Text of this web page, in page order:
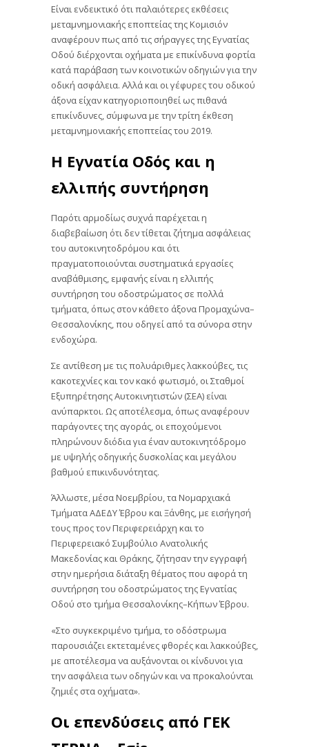
Είναι ενδεικτικό ότι παλαιότερες εκθέσεις
μεταμνημονιακής εποπτείας της Κομισιόν
αναφέρουν πως από τις σήραγγες της Εγνατίας
Οδού διέρχονται οχήματα με επικίνδυνα φορτία
κατά παράβαση των κοινοτικών οδηγιών για την
οδική ασφάλεια. Αλλά και οι γέφυρες του οδικού
άξονα είχαν κατηγοριοποιηθεί ως πιθανά
επικίνδυνες, σύμφωνα με την τρίτη έκθεση
μεταμνημονιακής εποπτείας του 2019.
Η Εγνατία Οδός και η
ελλιπής συντήρηση
Παρότι αρμοδίως συχνά παρέχεται η
διαβεβαίωση ότι δεν τίθεται ζήτημα ασφάλειας
του αυτοκινητοδρόμου και ότι
πραγματοποιούνται συστηματικά εργασίες
αναβάθμισης, εμφανής είναι η ελλιπής
συντήρηση του οδοστρώματος σε πολλά
τμήματα, όπως στον κάθετο άξονα Προμαχώνα–
Θεσσαλονίκης, που οδηγεί από τα σύνορα στην
ενδοχώρα.
Σε αντίθεση με τις πολυάριθμες λακκούβες, τις
κακοτεχνίες και τον κακό φωτισμό, οι Σταθμοί
Εξυπηρέτησης Αυτοκινητιστών (ΣΕΑ) είναι
ανύπαρκτοι. Ως αποτέλεσμα, όπως αναφέρουν
παράγοντες της αγοράς, οι εποχούμενοι
πληρώνουν διόδια για έναν αυτοκινητόδρομο
με υψηλής οδηγικής δυσκολίας και μεγάλου
βαθμού επικινδυνότητας.
Άλλωστε, μέσα Νοεμβρίου, τα Νομαρχιακά
Τμήματα ΑΔΕΔΥ Έβρου και Ξάνθης, με εισήγησή
τους προς τον Περιφερειάρχη και το
Περιφερειακό Συμβούλιο Ανατολικής
Μακεδονίας και Θράκης, ζήτησαν την εγγραφή
στην ημερήσια διάταξη θέματος που αφορά τη
συντήρηση του οδοστρώματος της Εγνατίας
Οδού στο τμήμα Θεσσαλονίκης–Κήπων Έβρου.
«Στο συγκεκριμένο τμήμα, το οδόστρωμα
παρουσιάζει εκτεταμένες φθορές και λακκούβες,
με αποτέλεσμα να αυξάνονται οι κίνδυνοι για
την ασφάλεια των οδηγών και να προκαλούνται
ζημιές στα οχήματα».
Οι επενδύσεις από ΓΕΚ